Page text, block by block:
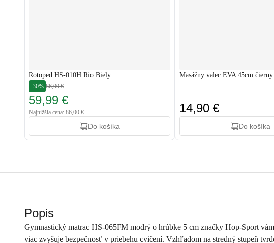
Rotoped HS-010H Rio Biely
-30% 86,00 €
59,99 €
Najnižšia cena: 86,00 €
Do košíka
Masážny valec EVA 45cm čierny
14,90 €
Do košíka
Popis
Gymnastický matrac HS-065FM modrý o hrúbke 5 cm značky Hop-Sport
viac zvyšuje bezpečnosť v priebehu cvičení. Vzhľadom na stredný stupeň